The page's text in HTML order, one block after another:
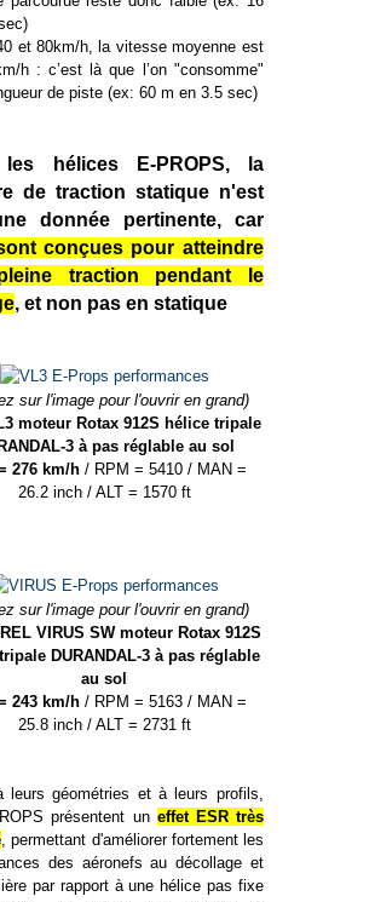
et 80km/h, la vitesse moyenne est
h : c’est là que l’on "consomme"
de piste (ex: 60 m en 3.5 sec)
les hélices E-PROPS, la
de traction statique n'est
donnée pertinente, car
conçues pour atteindre
traction pendant le
, et non pas en statique
sur l'image pour l'ouvrir en grand)
moteur Rotax 912S hélice tripale
3 à pas réglable au sol
276 km/h / RPM = 5410 / MAN =
26.2 inch / ALT = 1570 ft
sur l'image pour l'ouvrir en grand)
VIRUS SW moteur Rotax 912S
DURANDAL-3 à pas réglable
au sol
243 km/h / RPM = 5163 / MAN =
25.8 inch / ALT = 2731 ft
leurs géométries et à leurs profils,
présentent un effet ESR très
, permettant d'améliorer fortement les
des aéronefs au décollage et
par rapport à une hélice pas fixe